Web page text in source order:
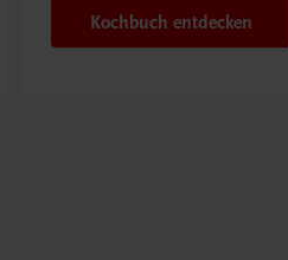
Kochbuch entdecken